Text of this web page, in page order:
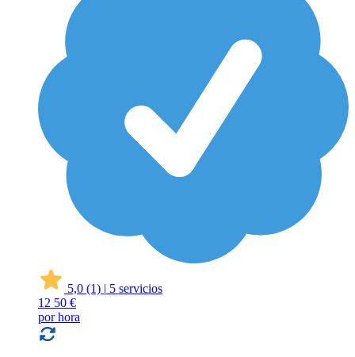
5,0 (1) | 5 servicios
12 50 €
por hora